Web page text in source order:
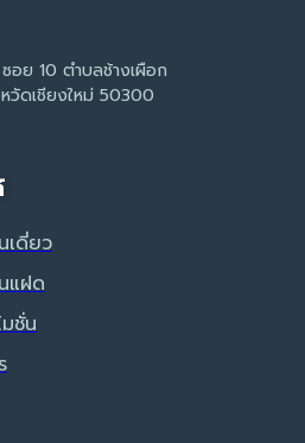
อย 10 ตำบลช้างเผือก
วัดเชียงใหม่ 50300
เดี่ยว
แฝด
มชั่น